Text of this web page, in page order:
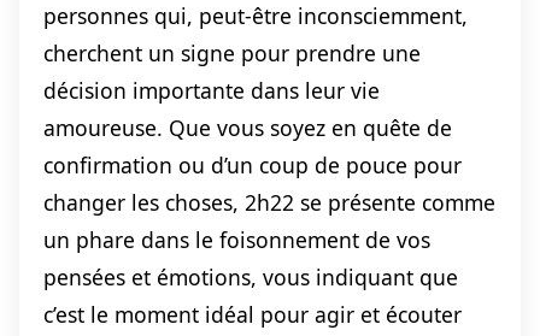
personnes qui, peut-être inconsciemment,
cherchent un signe pour prendre une
décision importante dans leur vie
amoureuse. Que vous soyez en quête de
confirmation ou d’un coup de pouce pour
changer les choses, 2h22 se présente comme
un phare dans le foisonnement de vos
pensées et émotions, vous indiquant que
c’est le moment idéal pour agir et écouter